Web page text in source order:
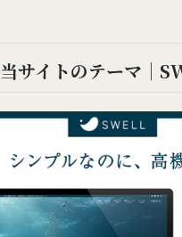
当サイトのテーマ｜